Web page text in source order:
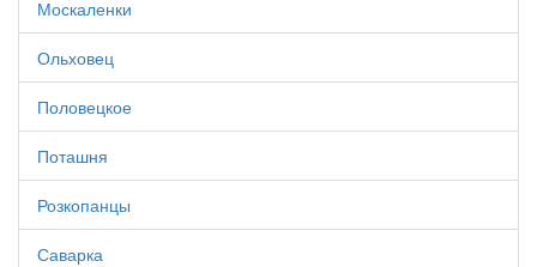
Москаленки
Ольховец
Половецкое
Поташня
Розкопанцы
Саварка